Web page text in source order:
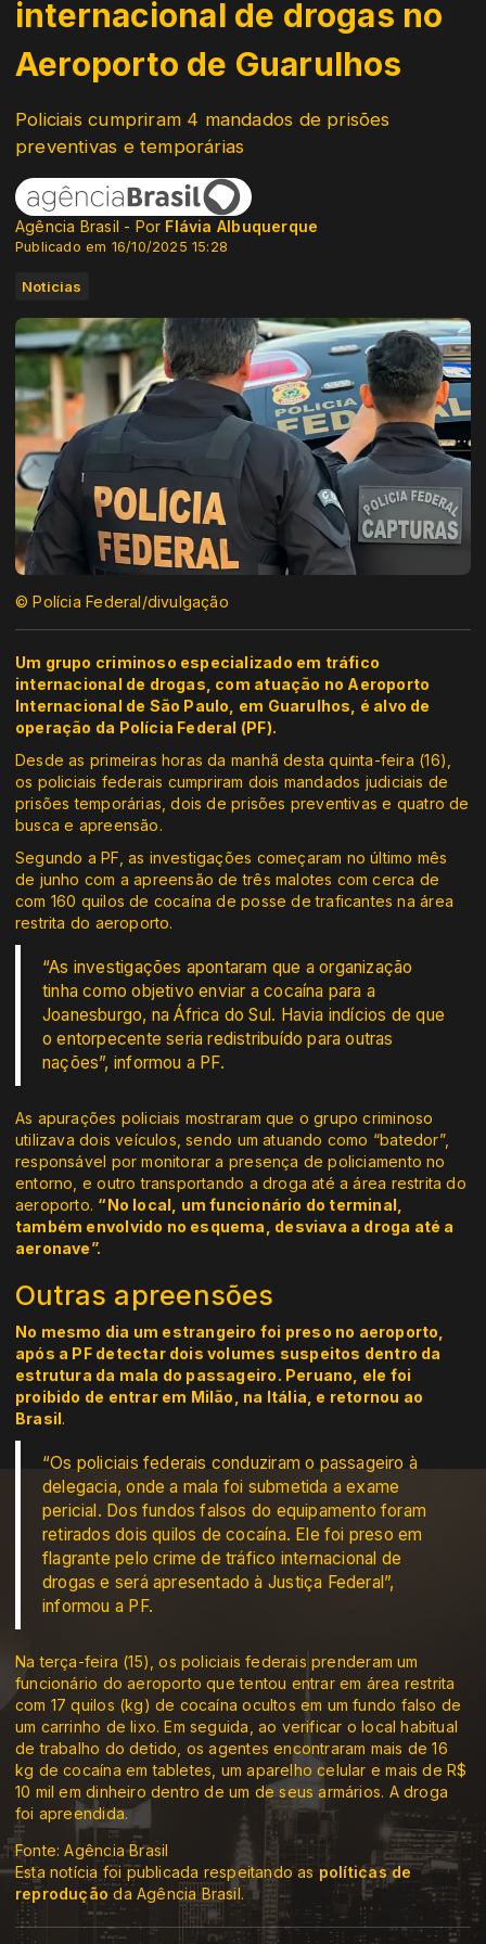
internacional de drogas no
Aeroporto de Guarulhos
Policiais cumpriram 4 mandados de prisões
preventivas e temporárias
Agência Brasil - Por Flávia Albuquerque
Publicado em 16/10/2025 15:28
Noticias
© Polícia Federal/divulgação
Um grupo criminoso especializado em tráfico
internacional de drogas, com atuação no Aeroporto
Internacional de São Paulo, em Guarulhos, é alvo de
operação da Polícia Federal (PF).
Desde as primeiras horas da manhã desta quinta-feira (16),
os policiais federais cumpriram dois mandados judiciais de
prisões temporárias, dois de prisões preventivas e quatro de
busca e apreensão.
Segundo a PF, as investigações começaram no último mês
de junho com a apreensão de três malotes com cerca de
com 160 quilos de cocaína de posse de traficantes na área
restrita do aeroporto.
“As investigações apontaram que a organização
tinha como objetivo enviar a cocaína para a
Joanesburgo, na África do Sul. Havia indícios de que
o entorpecente seria redistribuído para outras
nações”, informou a PF.
As apurações policiais mostraram que o grupo criminoso
utilizava dois veículos, sendo um atuando como “batedor”,
responsável por monitorar a presença de policiamento no
entorno, e outro transportando a droga até a área restrita do
aeroporto. “No local, um funcionário do terminal,
também envolvido no esquema, desviava a droga até a
aeronave”.
Outras apreensões
No mesmo dia um estrangeiro foi preso no aeroporto,
após a PF detectar dois volumes suspeitos dentro da
estrutura da mala do passageiro. Peruano, ele foi
proibido de entrar em Milão, na Itália, e retornou ao
Brasil.
“Os policiais federais conduziram o passageiro à
delegacia, onde a mala foi submetida a exame
pericial. Dos fundos falsos do equipamento foram
retirados dois quilos de cocaína. Ele foi preso em
flagrante pelo crime de tráfico internacional de
drogas e será apresentado à Justiça Federal”,
informou a PF.
Na terça-feira (15), os policiais federais prenderam um
funcionário do aeroporto que tentou entrar em área restrita
com 17 quilos (kg) de cocaína ocultos em um fundo falso de
um carrinho de lixo. Em seguida, ao verificar o local habitual
de trabalho do detido, os agentes encontraram mais de 16
kg de cocaína em tabletes, um aparelho celular e mais de R$
10 mil em dinheiro dentro de um de seus armários. A droga
foi apreendida.
Fonte: Agência Brasil
Esta notícia foi publicada respeitando as políticas de
reprodução da Agência Brasil.